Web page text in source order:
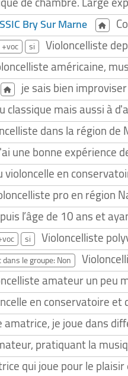
Bry Sur Marne
+voc si Violoncelliste
américaine,
je sais bien
classique mais aussi à
dans la région
une bonne expérience
violoncelle en
pro en région
l’âge de 10 ans et
si Violoncelliste
le groupe: Non
amateur un peu
en conservatoire et
je joue dans
pratiquant la
qui joue pour le